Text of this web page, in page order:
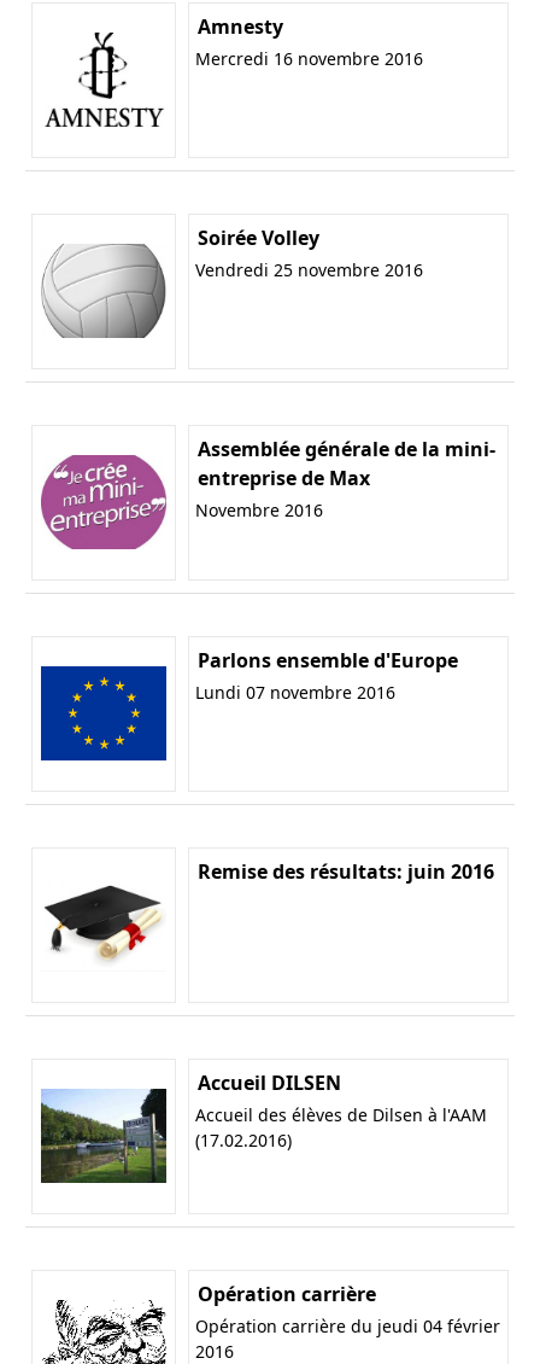
Amnesty
Mercredi 16 novembre 2016
Soirée Volley
Vendredi 25 novembre 2016
Assemblée générale de la mini-
entreprise de Max
Novembre 2016
Parlons ensemble d'Europe
Lundi 07 novembre 2016
Remise des résultats: juin 2016
Accueil DILSEN
Accueil des élèves de Dilsen à l'AAM
(17.02.2016)
Opération carrière
Opération carrière du jeudi 04 février
2016